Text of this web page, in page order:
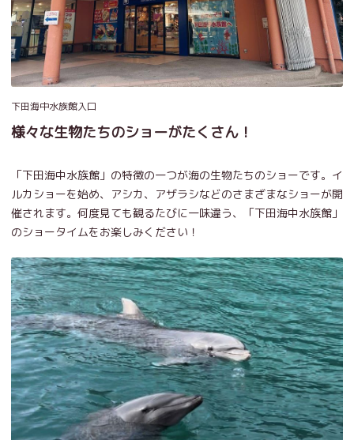
下田海中水族館入口
様々な生物たちのショーがたくさん！
「下田海中水族館」の特徴の一つが海の生物たちのショーです。イ
ルカショーを始め、アシカ、アザラシなどのさまざまなショーが開
催されます。何度見ても観るたびに一味違う、「下田海中水族館」
のショータイムをお楽しみください！